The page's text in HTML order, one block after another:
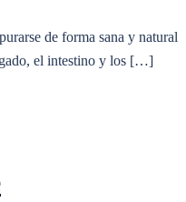
de forma sana y natural
el intestino y los […]